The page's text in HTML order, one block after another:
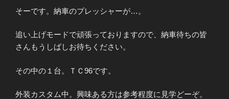
そーです。納車のプレッシャーが…。
追い上げモードで頑張っておりますので、納車待ちの皆
さんもうしばしお待ちください。
その中の１台。ＴＣ96です。
外装カスタム中。興味ある方は参考程度に見学どーぞ。